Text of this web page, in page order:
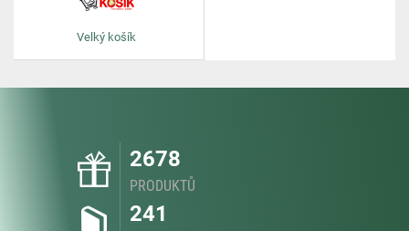
Velký košík
2678
PRODUKTŮ
241